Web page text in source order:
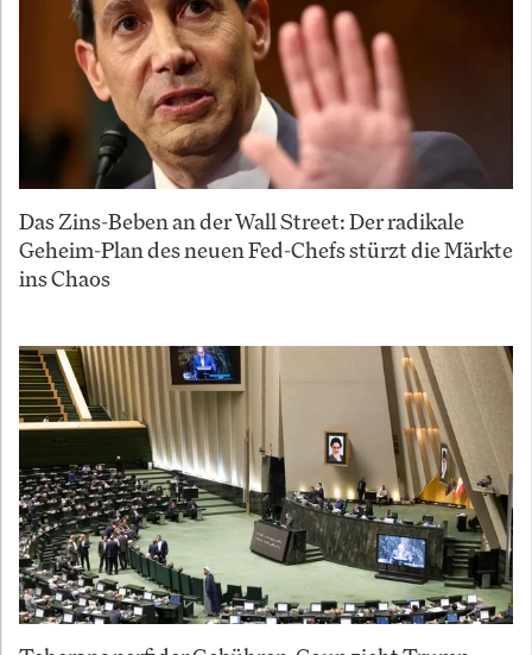
Das Zins-Beben an der Wall Street: Der radikale
Geheim-Plan des neuen Fed-Chefs stürzt die Märkte
ins Chaos